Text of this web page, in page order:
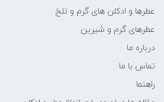
عطرها و ادکلن های گرم و تلخ
عطرهای گرم و شیرین
درباره ما
تماس با ما
راهنما